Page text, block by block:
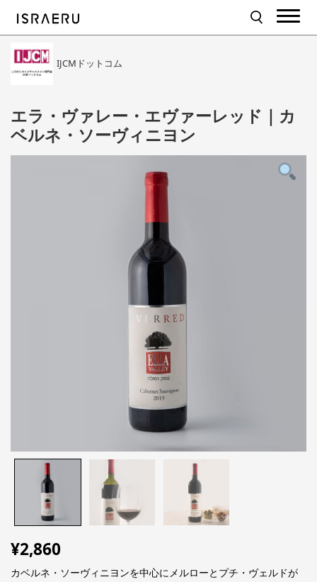
IJCMドットコム
エラ・ヴァレー・エヴァーレッド｜カ
ベルネ・ソーヴィニヨン
¥2,860
カベルネ・ソーヴィニヨンを中心にメルローとプチ・ヴェルドが